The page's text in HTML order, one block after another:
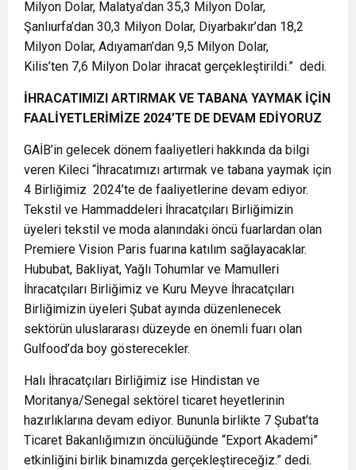
Milyon Dolar, Malatya’dan 35,3 Milyon Dolar,
Şanlıurfa’dan 30,3 Milyon Dolar, Diyarbakır’dan 18,2
Milyon Dolar, Adıyaman’dan 9,5 Milyon Dolar,
Kilis’ten 7,6 Milyon Dolar ihracat gerçekleştirildi.” dedi.
İHRACATIMIZI ARTIRMAK VE TABANA YAYMAK İÇİN
FAALİYETLERİMİZE 2024’TE DE DEVAM EDİYORUZ
GAİB’in gelecek dönem faaliyetleri hakkında da bilgi
veren Kileci “İhracatımızı artırmak ve tabana yaymak için
4 Birliğimiz 2024’te de faaliyetlerine devam ediyor.
Tekstil ve Hammaddeleri İhracatçıları Birliğimizin
üyeleri tekstil ve moda alanındaki öncü fuarlardan olan
Premiere Vision Paris fuarına katılım sağlayacaklar.
Hububat, Bakliyat, Yağlı Tohumlar ve Mamulleri
İhracatçıları Birliğimiz ve Kuru Meyve İhracatçıları
Birliğimizin üyeleri Şubat ayında düzenlenecek
sektörün uluslararası düzeyde en önemli fuarı olan
Gulfood’da boy gösterecekler.
Halı İhracatçıları Birliğimiz ise Hindistan ve
Moritanya/Senegal sektörel ticaret heyetlerinin
hazırlıklarına devam ediyor. Bununla birlikte 7 Şubat’ta
Ticaret Bakanlığımızın öncülüğünde “Export Akademi”
etkinliğini birlik binamızda gerçekleştireceğiz.” dedi.